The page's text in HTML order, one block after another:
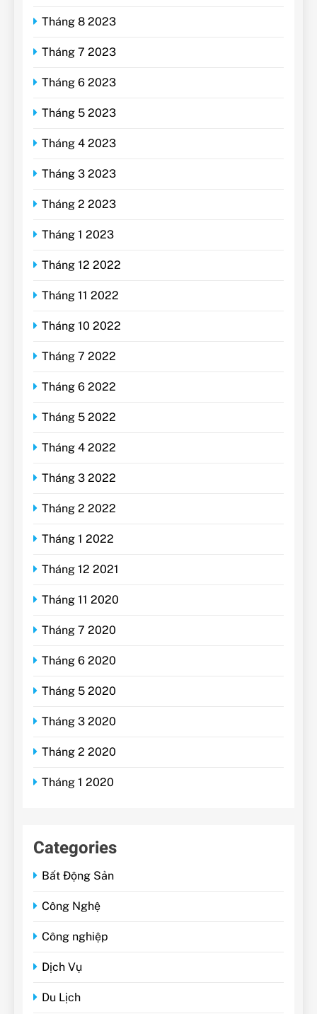
Tháng 8 2023
Tháng 7 2023
Tháng 6 2023
Tháng 5 2023
Tháng 4 2023
Tháng 3 2023
Tháng 2 2023
Tháng 1 2023
Tháng 12 2022
Tháng 11 2022
Tháng 10 2022
Tháng 7 2022
Tháng 6 2022
Tháng 5 2022
Tháng 4 2022
Tháng 3 2022
Tháng 2 2022
Tháng 1 2022
Tháng 12 2021
Tháng 11 2020
Tháng 7 2020
Tháng 6 2020
Tháng 5 2020
Tháng 3 2020
Tháng 2 2020
Tháng 1 2020
Categories
Bất Động Sản
Công Nghệ
Công nghiệp
Dịch Vụ
Du Lịch